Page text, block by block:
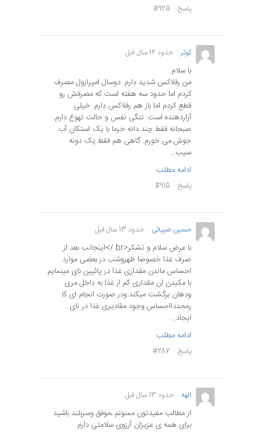
پاسخ #925
کوثر حدود 12 سال قبل
با سلام
من رفلاکس شدید دارم. دوسال امپرازول مصرف
کردم اما حدود سه هفته است که مصرفش رو
قطع کردم اما باز هم رفلاکس دارم. خیلی
آزاردهنده است. تنگی نفس و حالت تهوع دارم.
صبحانه فقط چند دانه خرما با یک استکان آب
جوش می خورم. گاهی هم فقط یک دونه
سیب...
ادامه مطلب
پاسخ #915
حسین ضییائی حدود 13 سال قبل
با عرض سلام و تشکر<br />اینجانب بعد از
صرف غذا خصوصا ظهروشب در بعضی موارد
احساس ماندن مقداری غذا در پائیین نای مینمایم
با مکیدن ان مقداری کم از غذا به داخل مری
ودهان برگشت میکند.ودر صورت انجام ای کا
رمجددااحساس وجود مقادیری غذا در نای
ایجاد...
ادامه مطلب
پاسخ #287
الهه حدود 13 سال قبل
از مطالب مفیدتون ممنونم ،موفق وسربلند باشید
برای همه ی عزیزان آرزوی سلامتی دارم